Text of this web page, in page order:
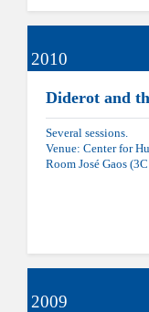
2010
Diderot and
Several sessions.
Venue: Center for
Room José Gaos
2009